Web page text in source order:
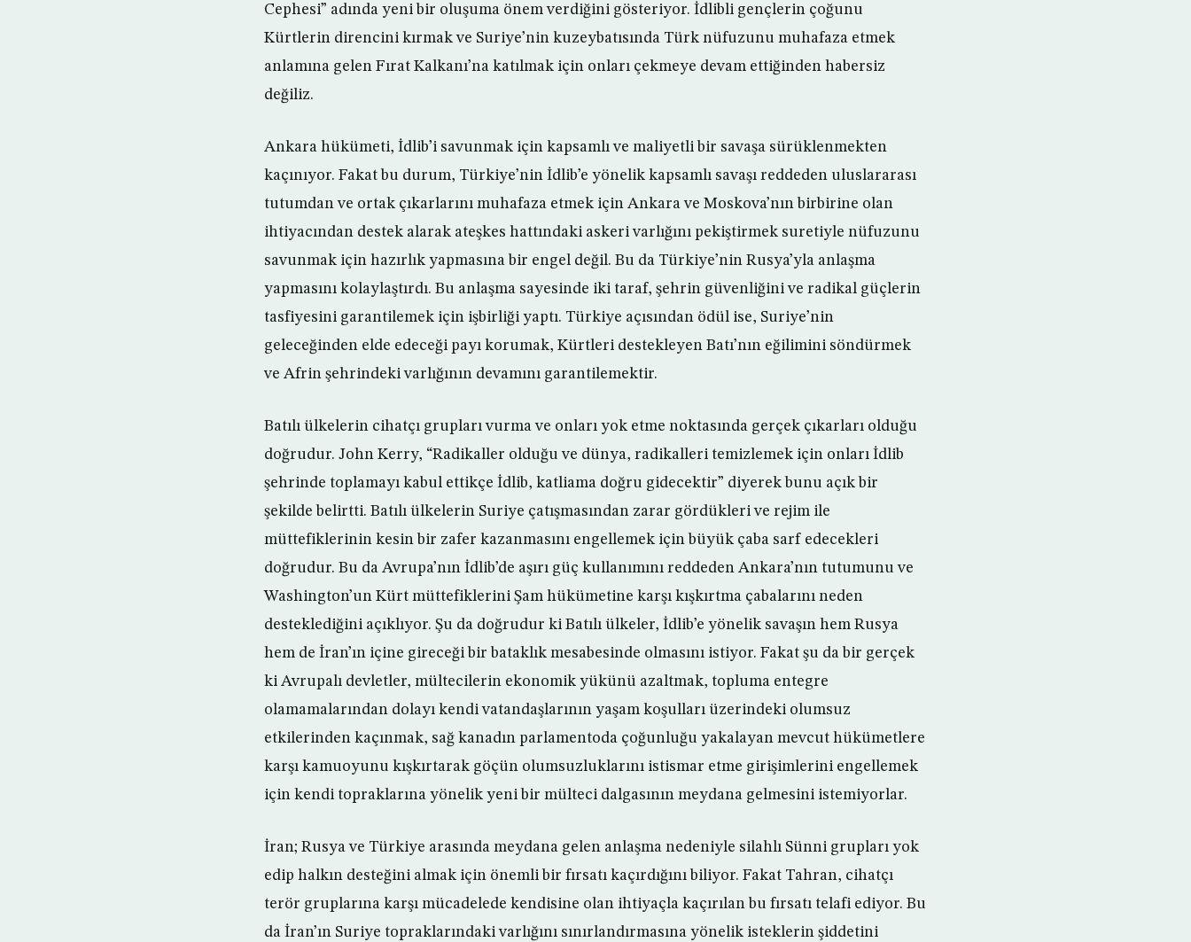
Cephesi” adında yeni bir oluşuma önem verdiğini gösteriyor. İdlibli gençlerin çoğunu
Kürtlerin direncini kırmak ve Suriye’nin kuzeybatısında Türk nüfuzunu muhafaza etmek
anlamına gelen Fırat Kalkanı’na katılmak için onları çekmeye devam ettiğinden habersiz
değiliz.
Ankara hükümeti, İdlib’i savunmak için kapsamlı ve maliyetli bir savaşa sürüklenmekten
kaçınıyor. Fakat bu durum, Türkiye’nin İdlib’e yönelik kapsamlı savaşı reddeden uluslararası
tutumdan ve ortak çıkarlarını muhafaza etmek için Ankara ve Moskova’nın birbirine olan
ihtiyacından destek alarak ateşkes hattındaki askeri varlığını pekiştirmek suretiyle nüfuzunu
savunmak için hazırlık yapmasına bir engel değil. Bu da Türkiye’nin Rusya’yla anlaşma
yapmasını kolaylaştırdı. Bu anlaşma sayesinde iki taraf, şehrin güvenliğini ve radikal güçlerin
tasfiyesini garantilemek için işbirliği yaptı. Türkiye açısından ödül ise, Suriye’nin
geleceğinden elde edeceği payı korumak, Kürtleri destekleyen Batı’nın eğilimini söndürmek
ve Afrin şehrindeki varlığının devamını garantilemektir.
Batılı ülkelerin cihatçı grupları vurma ve onları yok etme noktasında gerçek çıkarları olduğu
doğrudur. John Kerry, “Radikaller olduğu ve dünya, radikalleri temizlemek için onları İdlib
şehrinde toplamayı kabul ettikçe İdlib, katliama doğru gidecektir” diyerek bunu açık bir
şekilde belirtti. Batılı ülkelerin Suriye çatışmasından zarar gördükleri ve rejim ile
müttefiklerinin kesin bir zafer kazanmasını engellemek için büyük çaba sarf edecekleri
doğrudur. Bu da Avrupa’nın İdlib’de aşırı güç kullanımını reddeden Ankara’nın tutumunu ve
Washington’un Kürt müttefiklerini Şam hükümetine karşı kışkırtma çabalarını neden
desteklediğini açıklıyor. Şu da doğrudur ki Batılı ülkeler, İdlib’e yönelik savaşın hem Rusya
hem de İran’ın içine gireceği bir bataklık mesabesinde olmasını istiyor. Fakat şu da bir gerçek
ki Avrupalı devletler, mültecilerin ekonomik yükünü azaltmak, topluma entegre
olamamalarından dolayı kendi vatandaşlarının yaşam koşulları üzerindeki olumsuz
etkilerinden kaçınmak, sağ kanadın parlamentoda çoğunluğu yakalayan mevcut hükümetlere
karşı kamuoyunu kışkırtarak göçün olumsuzluklarını istismar etme girişimlerini engellemek
için kendi topraklarına yönelik yeni bir mülteci dalgasının meydana gelmesini istemiyorlar.
İran; Rusya ve Türkiye arasında meydana gelen anlaşma nedeniyle silahlı Sünni grupları yok
edip halkın desteğini almak için önemli bir fırsatı kaçırdığını biliyor. Fakat Tahran, cihatçı
terör gruplarına karşı mücadelede kendisine olan ihtiyaçla kaçırılan bu fırsatı telafi ediyor. Bu
da İran’ın Suriye topraklarındaki varlığını sınırlandırmasına yönelik isteklerin şiddetini